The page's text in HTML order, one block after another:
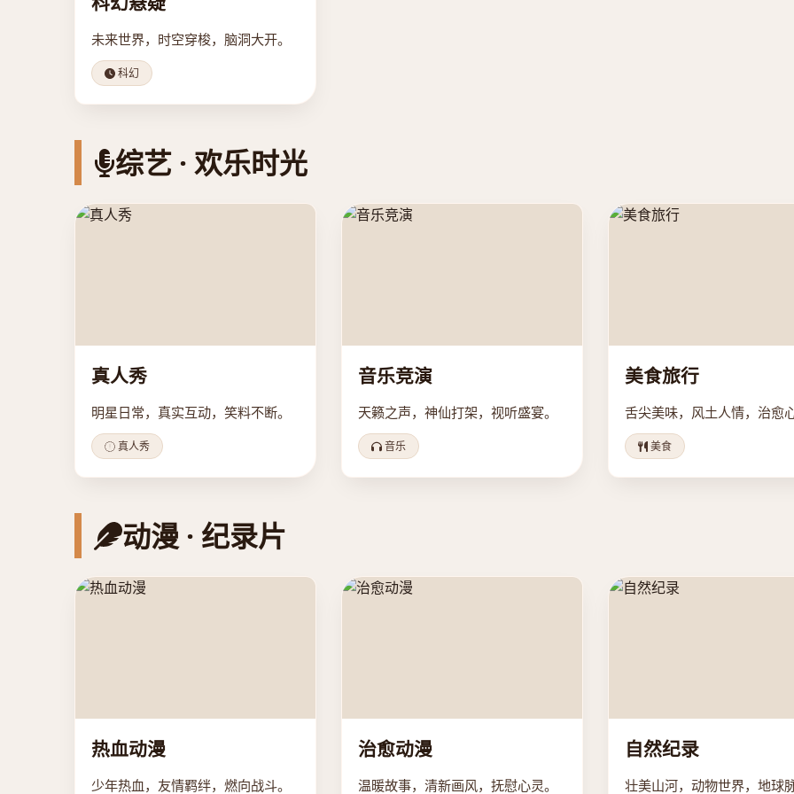
未来世界，时空穿梭，脑洞大开。
科幻
综艺 · 欢乐时光
真人秀
明星日常，真实互动，笑料不断。
真人秀
音乐竞演
天籁之声，神仙打架，视听盛宴。
音乐
美食旅行
舌尖美味，风土人情，治愈
美食
动漫 · 纪录片
热血动漫
少年热血，友情羁绊，燃向战斗。
治愈动漫
温暖故事，清新画风，抚慰心灵。
自然纪录
壮美山河，动物世界，地球